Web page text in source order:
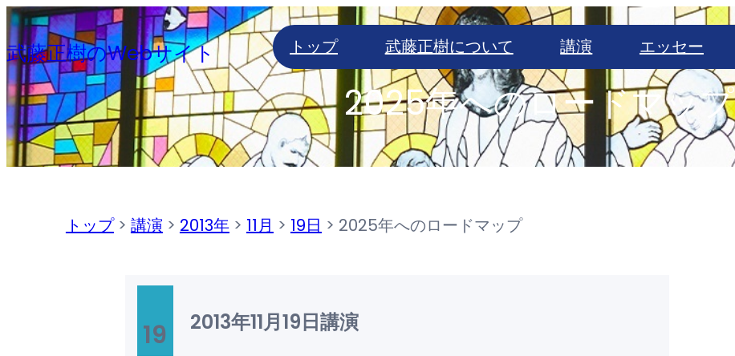
内
容
を
ス
キ
ッ
武藤正樹のWebサイト トップ 武藤正樹について 講演 エッセー
2025年へのロードマップ
トップ> 講演 > 2013年> 11月 > 19日 > 2025年へのロードマップ
19 2013年11月19日講演